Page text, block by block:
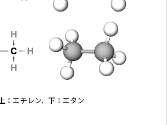
上：エチレン、下：エタン